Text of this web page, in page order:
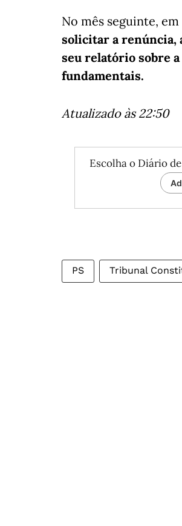
No mês seguinte,
solicitar a renúncia,
seu relatório sobre
fundamentais.
Atualizado às 22:50
Escolha o Diário
PS Tribunal